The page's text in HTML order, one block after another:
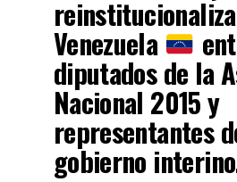
Venezuela
diputados de la
Nacional 2015 y
representantes
gobierno